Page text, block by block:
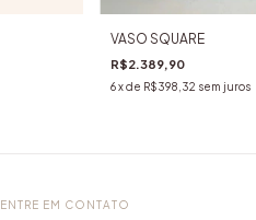
VASO SQUARE
R$2.389,90
6x de R$398,32 sem juros
ENTRE EM CONTATO